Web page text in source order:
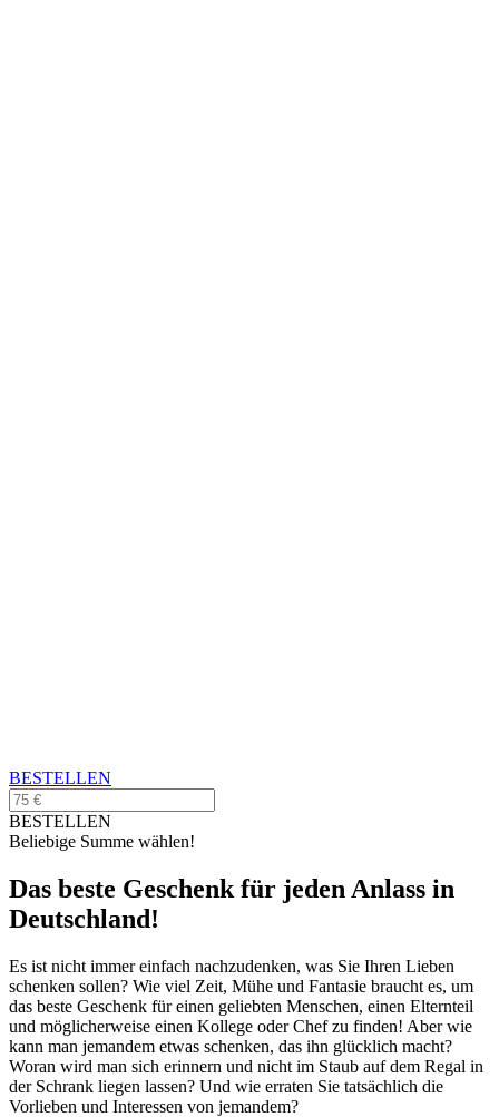
BESTELLEN
BESTELLEN
Beliebige Summe wählen!
Das beste Geschenk für jeden Anlass in
Deutschland!
Es ist nicht immer einfach nachzudenken, was Sie Ihren Lieben
schenken sollen? Wie viel Zeit, Mühe und Fantasie braucht es, um
das beste Geschenk für einen geliebten Menschen, einen Elternteil
und möglicherweise einen Kollege oder Chef zu finden! Aber wie
kann man jemandem etwas schenken, das ihn glücklich macht?
Woran wird man sich erinnern und nicht im Staub auf dem Regal in
der Schrank liegen lassen? Und wie erraten Sie tatsächlich die
Vorlieben und Interessen von jemandem?